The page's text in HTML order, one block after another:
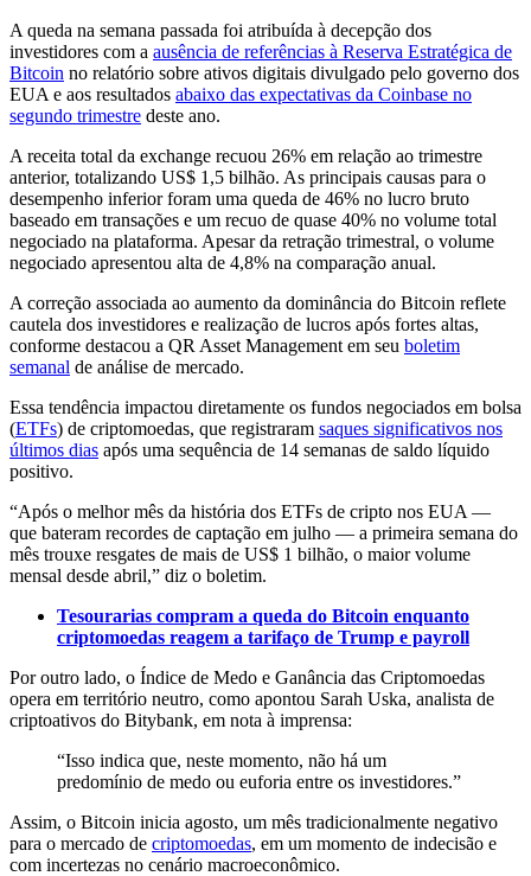
A queda na semana passada foi atribuída à decepção dos
investidores com a ausência de referências à Reserva Estratégica de
Bitcoin no relatório sobre ativos digitais divulgado pelo governo dos
EUA e aos resultados abaixo das expectativas da Coinbase no
segundo trimestre deste ano.
A receita total da exchange recuou 26% em relação ao trimestre
anterior, totalizando US$ 1,5 bilhão. As principais causas para o
desempenho inferior foram uma queda de 46% no lucro bruto
baseado em transações e um recuo de quase 40% no volume total
negociado na plataforma. Apesar da retração trimestral, o volume
negociado apresentou alta de 4,8% na comparação anual.
A correção associada ao aumento da dominância do Bitcoin reflete
cautela dos investidores e realização de lucros após fortes altas,
conforme destacou a QR Asset Management em seu boletim
semanal de análise de mercado.
Essa tendência impactou diretamente os fundos negociados em bolsa
(ETFs) de criptomoedas, que registraram saques significativos nos
últimos dias após uma sequência de 14 semanas de saldo líquido
positivo.
“Após o melhor mês da história dos ETFs de cripto nos EUA —
que bateram recordes de captação em julho — a primeira semana do
mês trouxe resgates de mais de US$ 1 bilhão, o maior volume
mensal desde abril,” diz o boletim.
Tesourarias compram a queda do Bitcoin enquanto
criptomoedas reagem a tarifaço de Trump e payroll
Por outro lado, o Índice de Medo e Ganância das Criptomoedas
opera em território neutro, como apontou Sarah Uska, analista de
criptoativos do Bitybank, em nota à imprensa:
“Isso indica que, neste momento, não há um
predomínio de medo ou euforia entre os investidores.”
Assim, o Bitcoin inicia agosto, um mês tradicionalmente negativo
para o mercado de criptomoedas, em um momento de indecisão e
com incertezas no cenário macroeconômico.